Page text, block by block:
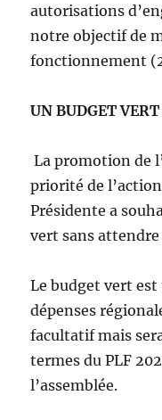
autorisations
notre objectif de
fonctionnement
UN BUDGET VERT
La promotion de
priorité de
Présidente a
vert sans
Le budget vert
dépenses
facultatif mais
termes du PLF
l’assemblée.